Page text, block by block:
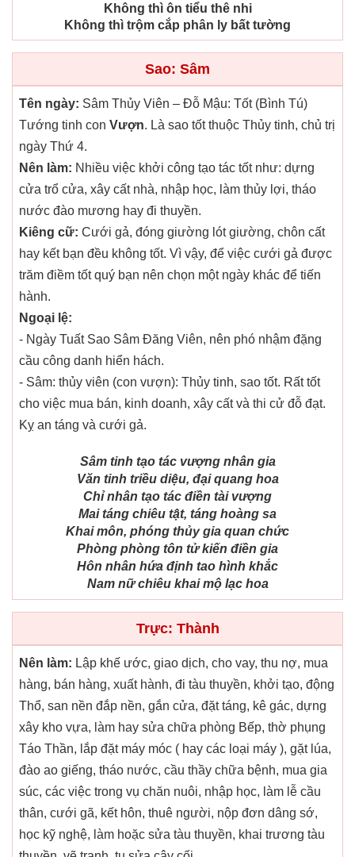
Không thì ôn tiểu thê nhi
Không thì trộm cắp phân ly bất tường
Sao: Sâm
Tên ngày: Sâm Thủy Viên – Đỗ Mậu: Tốt (Bình Tú)
Tướng tinh con Vượn. Là sao tốt thuộc Thủy tinh, chủ trị
ngày Thứ 4.
Nên làm: Nhiều việc khởi công tạo tác tốt như: dựng
cửa trổ cửa, xây cất nhà, nhập học, làm thủy lợi, tháo
nước đào mương hay đi thuyền.
Kiêng cữ: Cưới gả, đóng giường lót giường, chôn cất
hay kết bạn đều không tốt. Vì vậy, để việc cưới gả được
trăm điềm tốt quý bạn nên chọn một ngày khác để tiến
hành.
Ngoại lệ:
- Ngày Tuất Sao Sâm Đăng Viên, nên phó nhậm đặng
cầu công danh hiển hách.
- Sâm: thủy viên (con vượn): Thủy tinh, sao tốt. Rất tốt
cho việc mua bán, kinh doanh, xây cất và thi cử đỗ đạt.
Kỵ an táng và cưới gả.
Sâm tinh tạo tác vượng nhân gia
Văn tinh triều diệu, đại quang hoa
Chỉ nhân tạo tác điền tài vượng
Mai táng chiêu tật, táng hoàng sa
Khai môn, phóng thủy gia quan chức
Phòng phòng tôn tử kiến điền gia
Hôn nhân hứa định tao hình khắc
Nam nữ chiêu khai mộ lạc hoa
Trực: Thành
Nên làm: Lập khế ước, giao dịch, cho vay, thu nợ, mua
hàng, bán hàng, xuất hành, đi tàu thuyền, khởi tạo, động
Thổ, san nền đắp nền, gắn cửa, đặt táng, kê gác, dựng
xây kho vựa, làm hay sửa chữa phòng Bếp, thờ phụng
Táo Thần, lắp đặt máy móc ( hay các loại máy ), gặt lúa,
đào ao giếng, tháo nước, cầu thầy chữa bệnh, mua gia
súc, các việc trong vụ chăn nuôi, nhập học, làm lễ cầu
thân, cưới gã, kết hôn, thuê người, nộp đơn dâng sớ,
học kỹ nghệ, làm hoặc sửa tàu thuyền, khai trương tàu